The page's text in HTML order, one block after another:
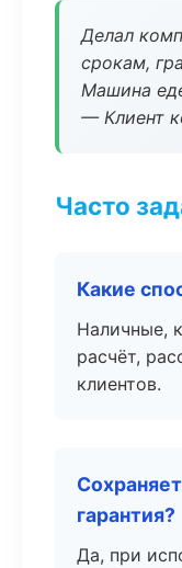
Делал
срокам,
Машина
— Клиент
Часто
Какие
Наличные,
расчёт,
клиентов.
гарантия?
Да, при